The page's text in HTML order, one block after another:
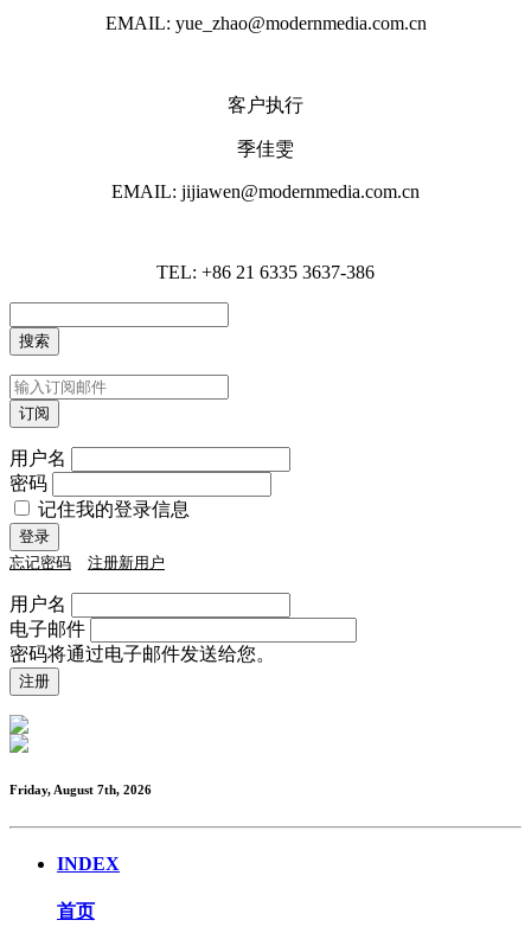
EMAIL: yue_zhao@modernmedia.com.cn
客户执行
季佳雯
EMAIL: jijiawen@modernmedia.com.cn
TEL: +86 21 6335 3637-386
用户名
密码
记住我的登录信息
忘记密码 注册新用户
用户名
电子邮件
密码将通过电子邮件发送给您。
Friday, August 7th, 2026
INDEX
首页